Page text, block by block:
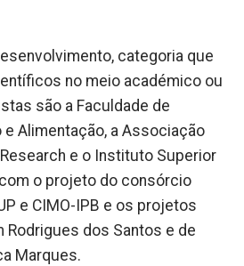
categoria que
no meio académico ou
são a Faculdade de
Alimentação, a Associação
e o Instituto Superior
o projeto do consórcio
e CIMO-IPB e os projetos
Rodrigues dos Santos e de
Marques.